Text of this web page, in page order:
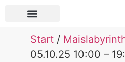
Start /
05.10.25 10:00 –